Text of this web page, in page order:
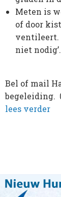
Meten is
of door
ventileert.
niet nodig’.
Bel of mail
begeleiding.
lees verder